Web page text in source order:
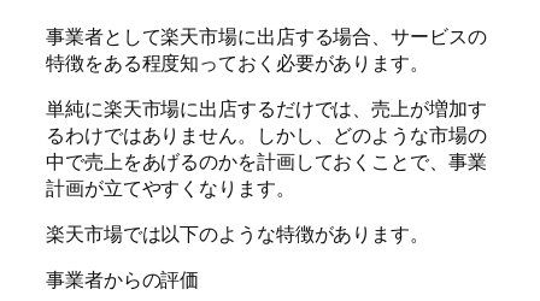
事業者として楽天市場に出店する場合、サービスの
特徴をある程度知っておく必要があります。
単純に楽天市場に出店するだけでは、売上が増加す
るわけではありません。しかし、どのような市場の
中で売上をあげるのかを計画しておくことで、事業
計画が立てやすくなります。
楽天市場では以下のような特徴があります。
事業者からの評価